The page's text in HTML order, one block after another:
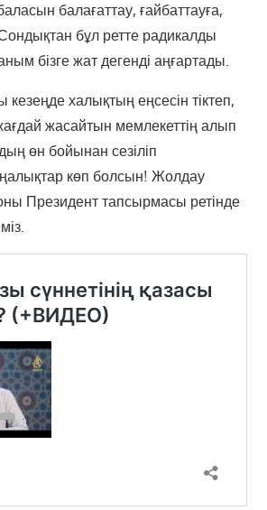
балағаттау, ғайбаттауға,
бұл ретте радикалды
бізге жат дегенді аңғартады.
кезеңде халықтың еңсесін тіктеп,
жасайтын мемлекеттің алып
өн бойынан сезіліп
көп болсын! Жолдау
Президент тапсырмасы ретінде